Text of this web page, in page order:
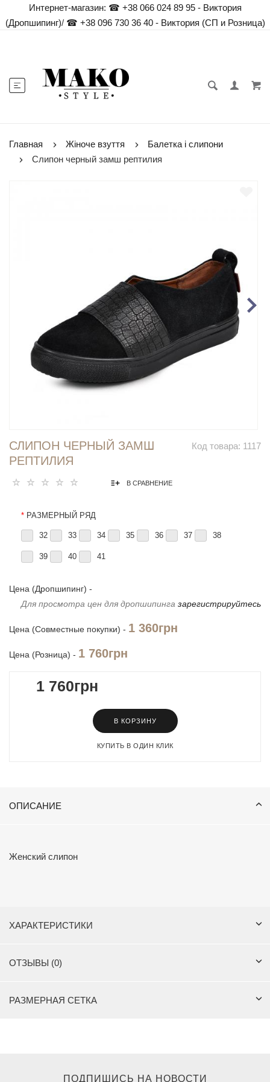
Интернет-магазин: ☎ +38 066 024 89 95 - Виктория
(Дропшипинг)/☎ +38 096 730 36 40 - Виктория (СП и Розница)
Главная Жіноче взуття
Балетка і слипони
Слипон черный замш рептилия
Код товара: 1117
СЛИПОН ЧЕРНЫЙ ЗАМШ
РЕПТИЛИЯ
В СРАВНЕНИЕ
* РАЗМЕРНЫЙ РЯД
32 33 34 35 36 37 38
39 40 41
Цена (Дропшипинг) -
Для просмотра цен для дропшипинга зарегистрируйтесь
Цена (Совместные покупки) - 1 360грн
Цена (Розница) - 1 760грн
1 760грн
В КОРЗИНУ
КУПИТЬ В ОДИН КЛИК
ОПИСАНИЕ
Женский слипон
ХАРАКТЕРИСТИКИ
ОТЗЫВЫ (0)
РАЗМЕРНАЯ СЕТКА
ПОДПИШИСЬ НА НОВОСТИ